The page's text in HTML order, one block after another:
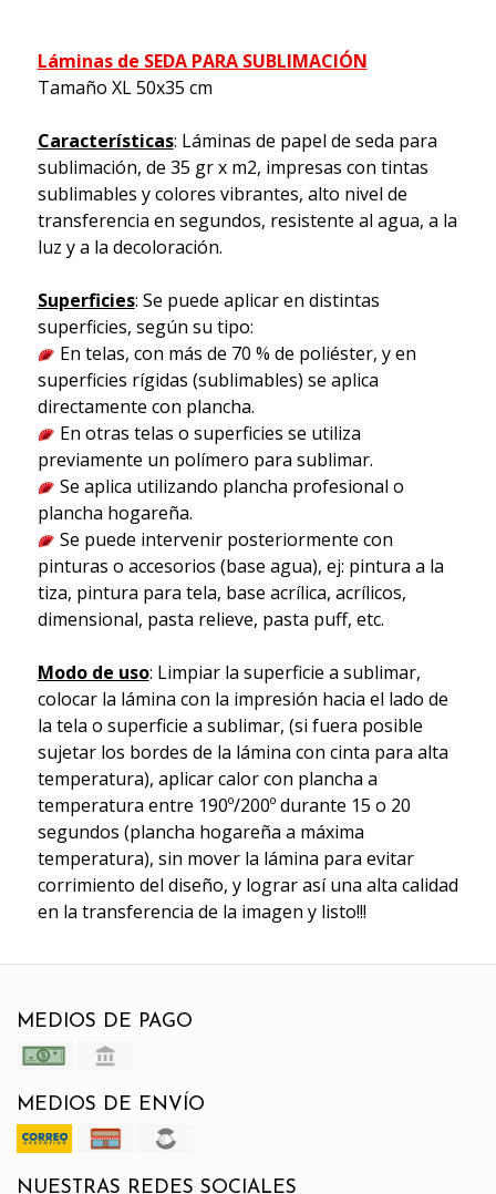
Láminas de SEDA PARA SUBLIMACIÓN
Tamaño XL 50x35 cm
Características: Láminas de papel de seda para
sublimación, de 35 gr x m2, impresas con tintas
sublimables y colores vibrantes, alto nivel de
transferencia en segundos, resistente al agua, a la
luz y a la decoloración.
Superficies: Se puede aplicar en distintas
superficies, según su tipo:
En telas, con más de 70 % de poliéster, y en
superficies rígidas (sublimables) se aplica
directamente con plancha.
En otras telas o superficies se utiliza
previamente un polímero para sublimar.
Se aplica utilizando plancha profesional o
plancha hogareña.
Se puede intervenir posteriormente con
pinturas o accesorios (base agua), ej: pintura a la
tiza, pintura para tela, base acrílica, acrílicos,
dimensional, pasta relieve, pasta puff, etc.
Modo de uso: Limpiar la superficie a sublimar,
colocar la lámina con la impresión hacia el lado de
la tela o superficie a sublimar, (si fuera posible
sujetar los bordes de la lámina con cinta para alta
temperatura), aplicar calor con plancha a
temperatura entre 190º/200º durante 15 o 20
segundos (plancha hogareña a máxima
temperatura), sin mover la lámina para evitar
corrimiento del diseño, y lograr así una alta calidad
en la transferencia de la imagen y listo!!!
MEDIOS DE PAGO
MEDIOS DE ENVÍO
NUESTRAS REDES SOCIALES